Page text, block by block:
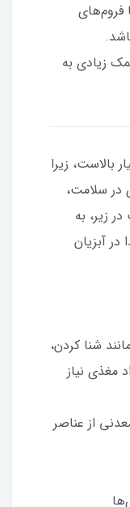
فروم‌های
زیادی به
بالاست، زیرا
در سلامت،
زیر، به
آبزیان
شنا کردن،
مغذی نیاز
از عناصر